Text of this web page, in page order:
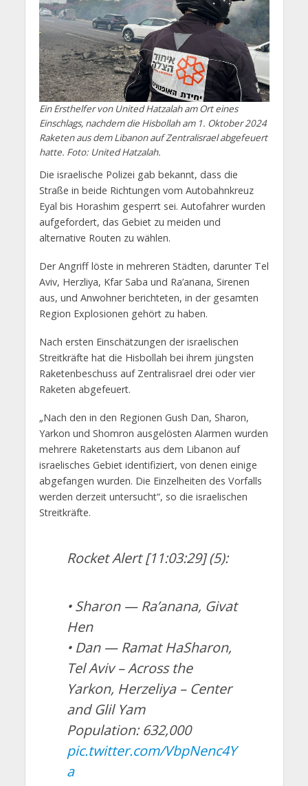
Ein Ersthelfer von United Hatzalah am Ort eines
Einschlags, nachdem die Hisbollah am 1. Oktober 2024
Raketen aus dem Libanon auf Zentralisrael abgefeuert
hatte. Foto: United Hatzalah.
Die israelische Polizei gab bekannt, dass die
Straße in beide Richtungen vom Autobahnkreuz
Eyal bis Horashim gesperrt sei. Autofahrer wurden
aufgefordert, das Gebiet zu meiden und
alternative Routen zu wählen.
Der Angriff löste in mehreren Städten, darunter Tel
Aviv, Herzliya, Kfar Saba und Ra’anana, Sirenen
aus, und Anwohner berichteten, in der gesamten
Region Explosionen gehört zu haben.
Nach ersten Einschätzungen der israelischen
Streitkräfte hat die Hisbollah bei ihrem jüngsten
Raketenbeschuss auf Zentralisrael drei oder vier
Raketen abgefeuert.
„Nach den in den Regionen Gush Dan, Sharon,
Yarkon und Shomron ausgelösten Alarmen wurden
mehrere Raketenstarts aus dem Libanon auf
israelisches Gebiet identifiziert, von denen einige
abgefangen wurden. Die Einzelheiten des Vorfalls
werden derzeit untersucht“, so die israelischen
Streitkräfte.
Rocket Alert [11:03:29] (5):
• Sharon — Ra’anana, Givat
Hen
• Dan — Ramat HaSharon,
Tel Aviv – Across the
Yarkon, Herzeliya – Center
and Glil Yam
Population: 632,000
pic.twitter.com/VbpNenc4Y
a